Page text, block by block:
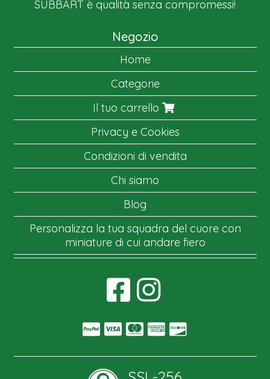
SUBBART è qualità senza compromessi!
Negozio
Home
Categorie
Il tuo carrello
Privacy e Cookies
Condizioni di vendita
Chi siamo
Blog
Personalizza la tua squadra del cuore con
miniature di cui andare fiero